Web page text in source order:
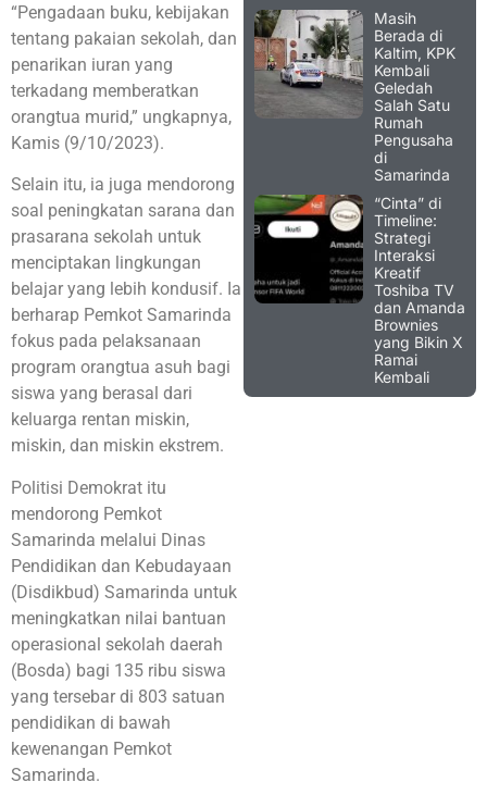
“Pengadaan buku, kebijakan
tentang pakaian sekolah, dan
penarikan iuran yang
terkadang memberatkan
orangtua murid,” ungkapnya,
Kamis (9/10/2023).
Selain itu, ia juga mendorong
soal peningkatan sarana dan
prasarana sekolah untuk
menciptakan lingkungan
belajar yang lebih kondusif. Ia
berharap Pemkot Samarinda
fokus pada pelaksanaan
program orangtua asuh bagi
siswa yang berasal dari
keluarga rentan miskin,
miskin, dan miskin ekstrem.
Politisi Demokrat itu
mendorong Pemkot
Samarinda melalui Dinas
Pendidikan dan Kebudayaan
(Disdikbud) Samarinda untuk
meningkatkan nilai bantuan
operasional sekolah daerah
(Bosda) bagi 135 ribu siswa
yang tersebar di 803 satuan
pendidikan di bawah
kewenangan Pemkot
Samarinda.
Masih
Berada di
Kaltim, KPK
Kembali
Geledah
Salah Satu
Rumah
Pengusaha
di
Samarinda
“Cinta” di
Timeline:
Strategi
Interaksi
Kreatif
Toshiba TV
dan Amanda
Brownies
yang Bikin X
Ramai
Kembali